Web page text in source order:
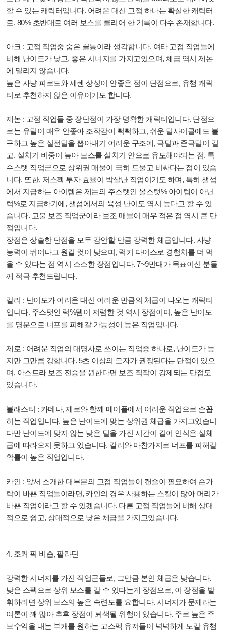
할 수 있는 캐릭터입니다. 어려운 대신 고점 하나는 확실한 캐릭터
로, 80% 초반대로 여러 보스를 클리어 한 기록이 다수 존재합니다.
아크 : 고점 직업중 숨은 꿀통이라 생각합니다. 여타 고점 직업들에
비해 난이도가 낮고, 좋은 시너지를 가지고있으며, 체급 역시 제논
에 밀리지 않습니다.
높은 사냥 피로도와 세렌 상성이 안좋은 점이 단점으로, 유챔 캐릭
터로 추천하지 않은 이유이기도 합니다.
제논 : 고점 직업들 중 장단점이 가장 명확한 캐릭터입니다. 단점으
로는 유틸이 매우 안좋아 조작감이 뻑뻑하고, 쉬운 딜사이클에도 불
구하고 높은 실전딜을 뽑아내기 어려운 구조에, 극딜과 준극딜이 길
고, 설치기 비중이 높아 보스를 설치기 안으로 유도해야되는 점, 특
수스탯 직업군으로 상위권 매물이 극히 드물고 비싸다는 점이 있습
니다. 또한, 저스펙 투자 효율이 박살난 직업이기도 하며, 특히 챌섭
에서 지급하는 아이템은 제논의 주스탯인 올스탯% 아이템이 아닌
럭%로 지급하기에, 챌섭에서의 육성 난이도 역시 높다고 할 수 있
습니다. 교불 보조 직업군이라 보조 매물이 매우 적은 점 역시 큰 단
점입니다.
장점은 상술한 단점을 모두 감안할 만큼 강력한 체급입니다. 사냥
능력이 뛰어나고 원킬 컷이 낮으며, 럭키 다이스로 경험치를 더 먹
을 수 있다는 점 역시 소소한 장점입니다. 7~9만대가 목표이신 분들
께 적극 추천드립니다.
칼리 : 난이도가 어려운 대신 어려운 만큼의 체급이 나오는 캐릭터
입니다. 주스탯인 럭%템이 저렴한 것 역시 장점이며, 높은 난이도
를 명분으로 너프를 피해갈 가능성이 높은 직업입니다.
제로 : 어려운 직업의 대명사로 쓰이는 직업중 하나로, 난이도가 높
지만 그만큼 강합니다. 5초 이상의 모자가 권장된다는 단점이 있으
며, 아스트라 보조 전승을 원한다면 보조 직작이 강제되는 단점도
있습니다.
블래스터 : 카데나, 제로와 함께 메이플에서 어려운 직업으로 손꼽
히는 직업입니다. 높은 난이도에 맞는 상위권 체급을 가지고있습니
다만 난이도에 맞지 않는 낮은 딜을 가진 시간이 길어 인식은 실체
급에 따라오지 못하고 있습니다. 칼리와 마찬가지로 너프를 피해갈
확률이 높은 직업입니다.
카인 : 앞서 소개한 대부분의 고점 직업들이 캔슬이 필요하여 손가
락이 바쁜 직업들이라면, 카인의 경우 사용하는 스킬이 많아 머리가
바쁜 직업이라고 할 수 있겠습니다. 다른 고점 직업들에 비해 상대
적으로 쉽고, 상대적으로 낮은 체급을 가지고있습니다.
4. 조커 픽 비숍, 팔라딘
강력한 시너지를 가진 직업군들로, 그만큼 본인 체급은 낮습니다.
낮은 스펙으로 상위 보스를 갈 수 있다는게 장점으로, 이 장점을 발
휘하려면 상위 보스의 높은 숙련도를 요합니다. 시너지가 문제라는
여론이 꽤 많아 추후 장점이 퇴색될 위험이 있습니다. 주로 높은 주
보수익을 내는 부캐를 원하는 고스펙 유저들이 넉넉하게 노칼 유챔